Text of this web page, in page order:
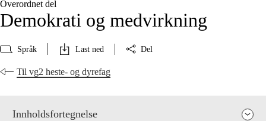
Overordnet del
Demokrati og medvirkning
Språk Last ned Del
Til vg2 heste- og dyrefag
Innholdsfortegnelse